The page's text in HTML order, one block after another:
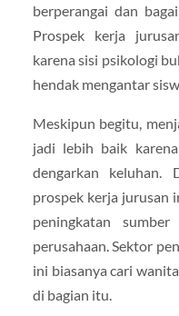
berperangai dan
Prospek kerja
karena sisi psikologi
hendak mengantar
Meskipun begitu,
jadi lebih baik
dengarkan keluhan.
prospek kerja jurusan
peningkatan
perusahaan. Sektor
ini biasanya cari
di bagian itu.